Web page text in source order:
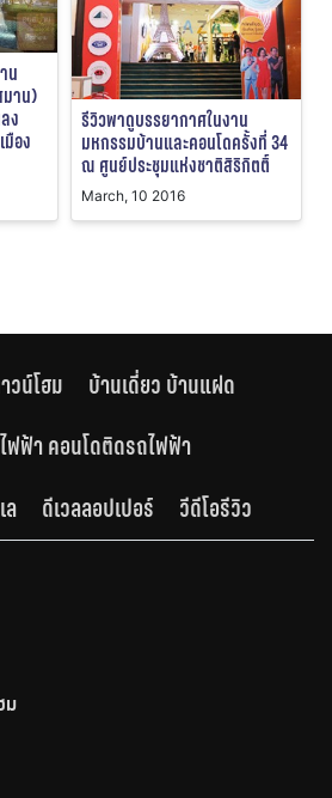
น
มาน)
ง
อง
รีวิวพาดูบรรยากาศในงาน
มหกรรมบ้านและคอนโดครั้งที่ 34
ณ ศูนย์ประชุมแห่งชาติสิริกิตติ์
March, 10 2016
วน์โฮม
บ้านเดี่ยว บ้านแฝด
ฟฟ้า คอนโดติดรถไฟฟ้า
ล
ดีเวลลอปเปอร์ วีดีโอรีวิว
ม